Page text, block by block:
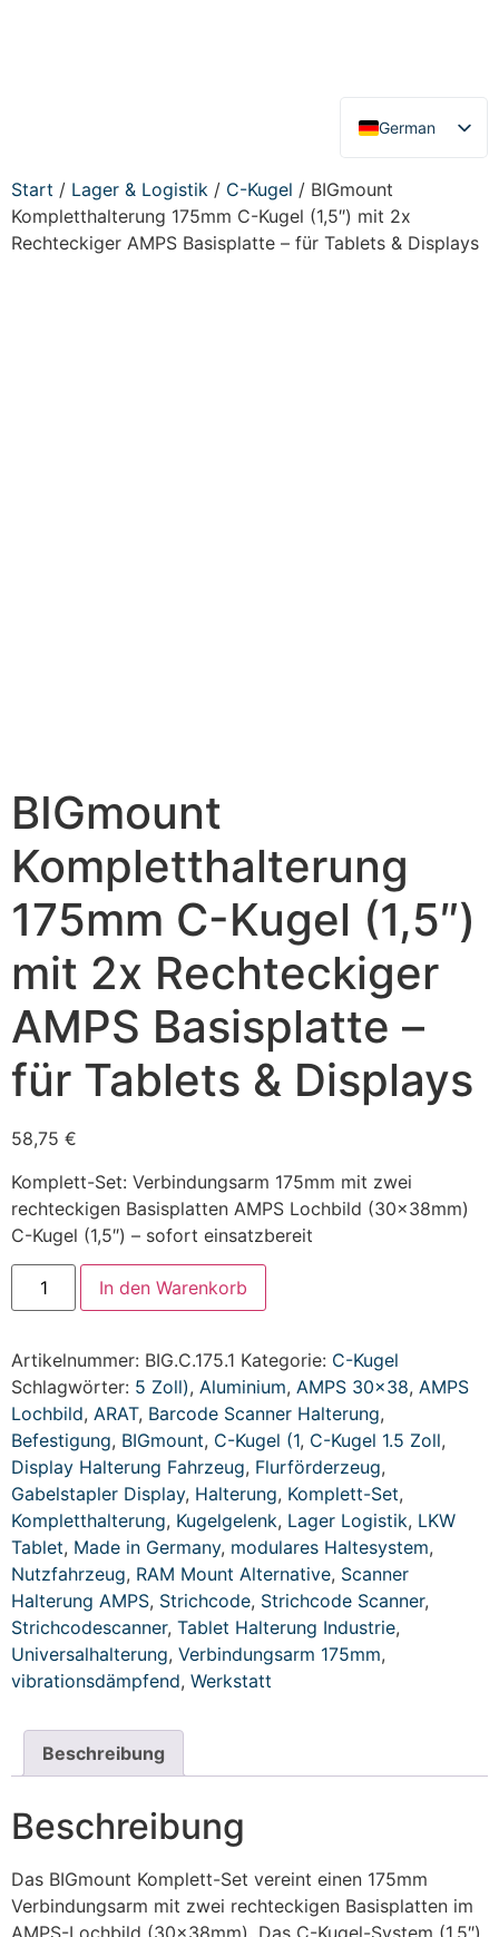
German
English
Start / Lager & Logistik / C-Kugel / BIGmount
Kompletthalterung 175mm C-Kugel (1,5″) mit 2x
Rechteckiger AMPS Basisplatte – für Tablets & Displays
BIGmount
Kompletthalterung
175mm C-Kugel (1,5″)
mit 2x Rechteckiger
AMPS Basisplatte –
für Tablets & Displays
58,75 €
Komplett-Set: Verbindungsarm 175mm mit zwei
rechteckigen Basisplatten AMPS Lochbild (30x38mm)
C-Kugel (1,5″) – sofort einsatzbereit
In den Warenkorb
Artikelnummer: BIG.C.175.1 Kategorie: C-Kugel
Schlagwörter: 5 Zoll), Aluminium, AMPS 30x38, AMPS
Lochbild, ARAT, Barcode Scanner Halterung,
Befestigung, BIGmount, C-Kugel (1, C-Kugel 1.5 Zoll,
Display Halterung Fahrzeug, Flurförderzeug,
Gabelstapler Display, Halterung, Komplett-Set,
Kompletthalterung, Kugelgelenk, Lager Logistik, LKW
Tablet, Made in Germany, modulares Haltesystem,
Nutzfahrzeug, RAM Mount Alternative, Scanner
Halterung AMPS, Strichcode, Strichcode Scanner,
Strichcodescanner, Tablet Halterung Industrie,
Universalhalterung, Verbindungsarm 175mm,
vibrationsdämpfend, Werkstatt
Beschreibung
Beschreibung
Das BIGmount Komplett-Set vereint einen 175mm
Verbindungsarm mit zwei rechteckigen Basisplatten im
AMPS-Lochbild (30x38mm). Das C-Kugel-System (1,5″)